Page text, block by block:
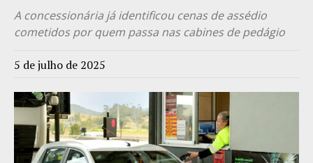
A concessionária já identificou cenas de assédio
cometidos por quem passa nas cabines de pedágio
5 de julho de 2025